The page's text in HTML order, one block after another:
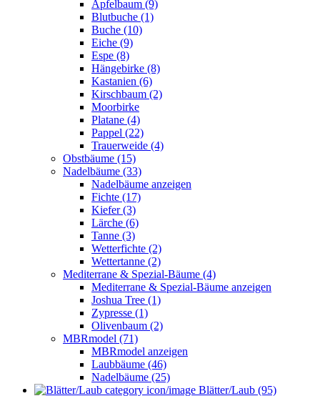
Apfelbaum (9)
Blutbuche (1)
Buche (10)
Eiche (9)
Espe (8)
Hängebirke (8)
Kastanien (6)
Kirschbaum (2)
Moorbirke
Platane (4)
Pappel (22)
Trauerweide (4)
Obstbäume (15)
Nadelbäume (33)
Nadelbäume anzeigen
Fichte (17)
Kiefer (3)
Lärche (6)
Tanne (3)
Wetterfichte (2)
Wettertanne (2)
Mediterrane & Spezial-Bäume (4)
Mediterrane & Spezial-Bäume anzeigen
Joshua Tree (1)
Zypresse (1)
Olivenbaum (2)
MBRmodel (71)
MBRmodel anzeigen
Laubbäume (46)
Nadelbäume (25)
Blätter/Laub (95)